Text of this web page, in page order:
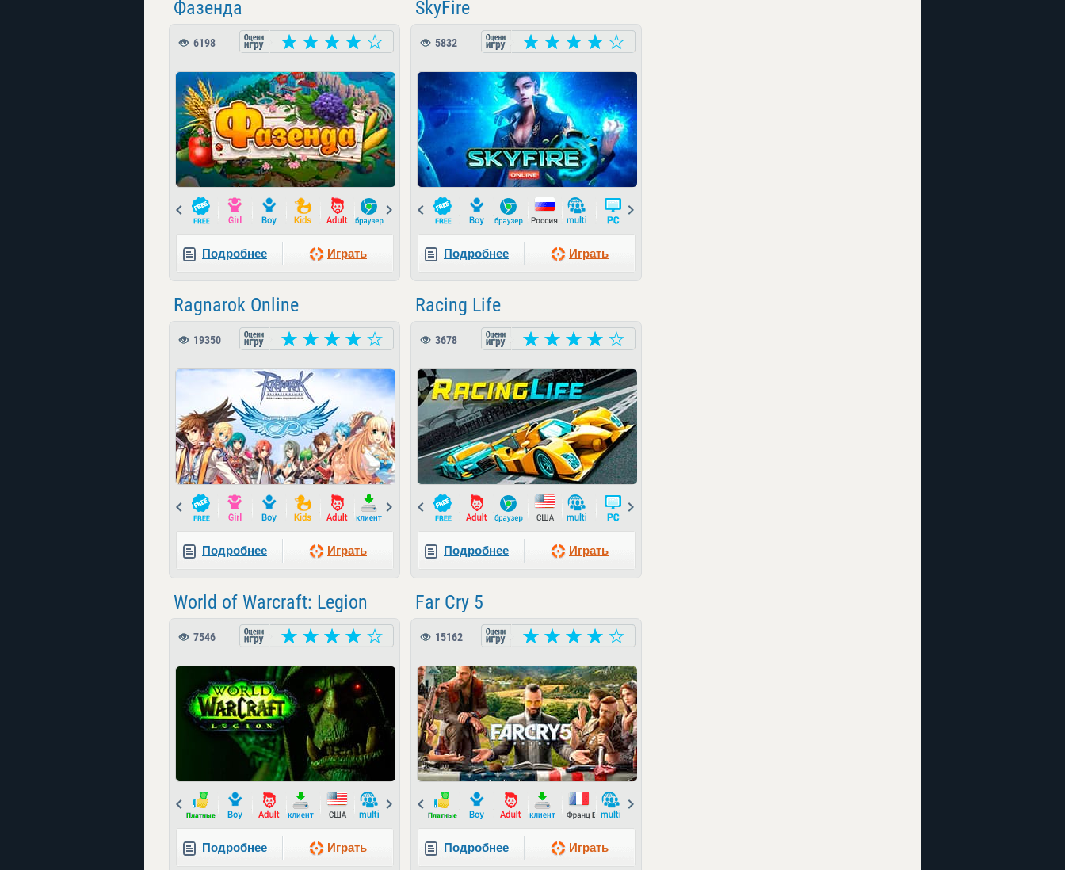
Фазенда
6198
Prev
Подробнее Играть
SkyFire
5832
Prev
Подробнее Играть
Ragnarok Online
19350
Prev
Подробнее Играть
Racing Life
3678
Prev
Подробнее Играть
World of Warcraft: Legion
7546
Prev
Подробнее Играть
Far Cry 5
15162
Prev
Подробнее Играть